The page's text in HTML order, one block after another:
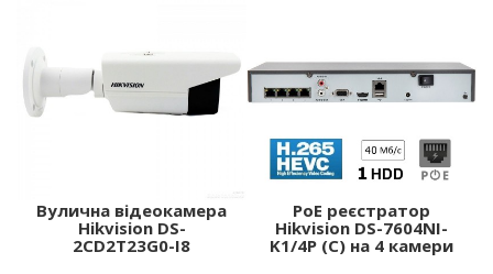
Вулична відеокамера
Hikvision DS-
2CD2T23G0-I8
PoE реєстратор
Hikvision DS-7604NI-
K1/4P (C) на 4 камери